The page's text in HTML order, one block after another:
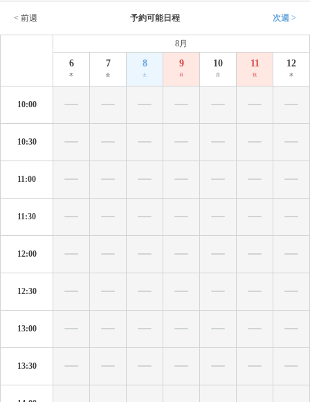
< 前週 予約可能日程 次週 >
8月
6
木
7
金
8
土
9
日
10
月
11
祝
12
水
10:00
10:30
11:00
11:30
12:00
12:30
13:00
13:30